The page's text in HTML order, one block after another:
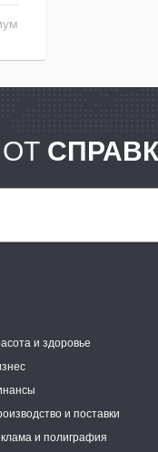
и здоровье
и поставки
и полиграфия